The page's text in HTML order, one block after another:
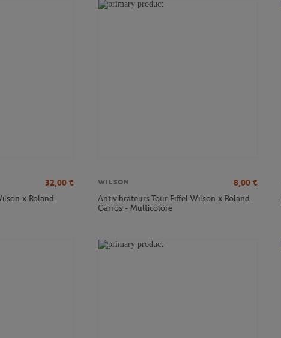
32,00 €
x Roland
WILSON 8,00 €
Antivibrateurs Tour Eiffel Wilson x Roland-
Garros - Multicolore